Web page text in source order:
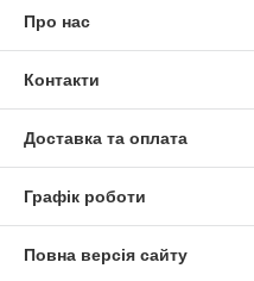
Про нас
Контакти
Доставка та оплата
Графік роботи
Повна версія сайту